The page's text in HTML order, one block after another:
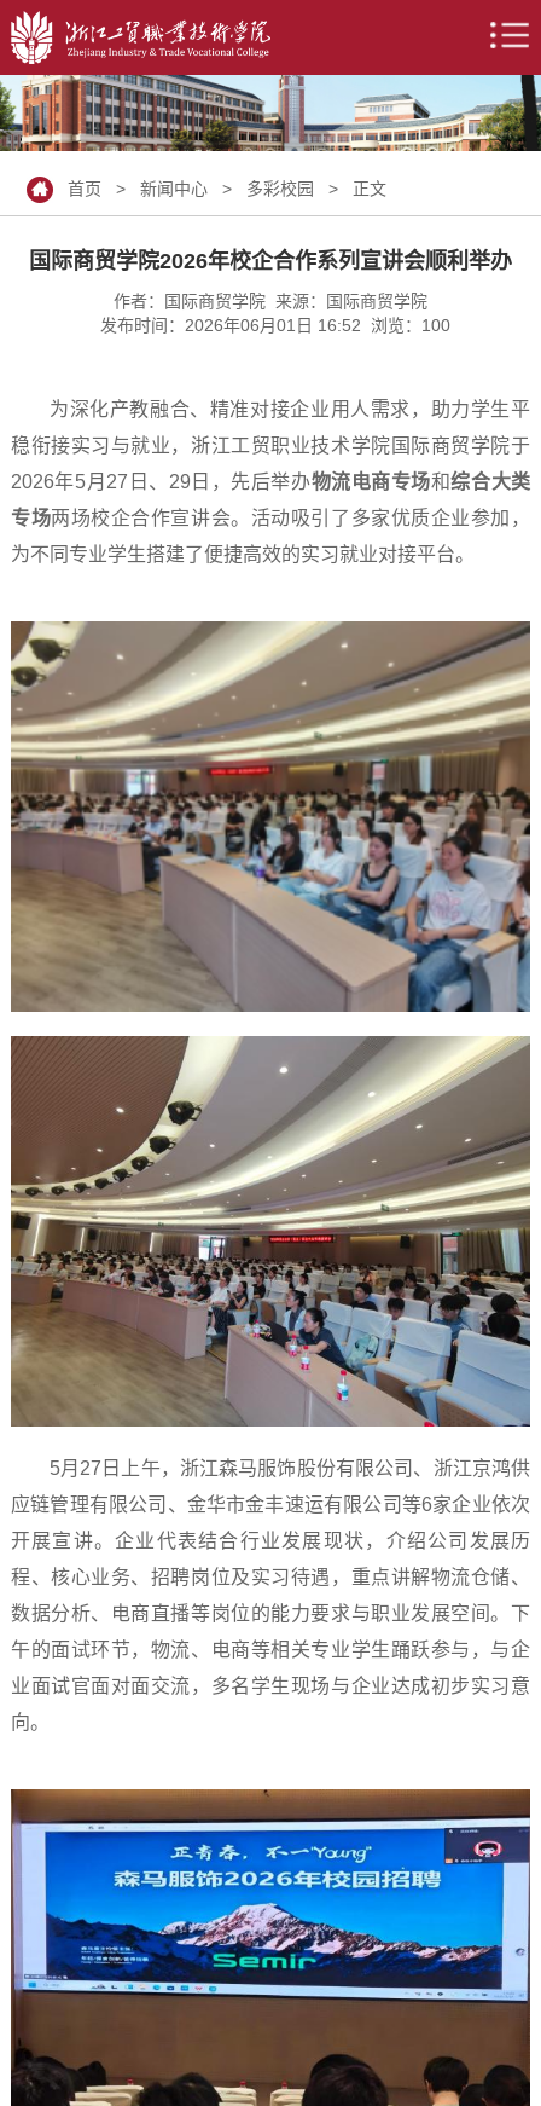
首页 >新闻中心 > 多彩校园 > 正文
国际商贸学院2026年校企合作系列宣讲会顺利举办
作者：国际商贸学院 来源：国际商贸学院
发布时间：2026年06月01日 16:52 浏览： 100
为深化产教融合、精准对接企业用人需求，助力学生平
稳衔接实习与就业，浙江工贸职业技术学院国际商贸学院于
2026年5月27日、29日，先后举办物流电商专场和综合大类
专场两场校企合作宣讲会。活动吸引了多家优质企业参加，
为不同专业学生搭建了便捷高效的实习就业对接平台。
5月27日上午，浙江森马服饰股份有限公司、浙江京鸿供
应链管理有限公司、金华市金丰速运有限公司等6家企业依次
开展宣讲。企业代表结合行业发展现状，介绍公司发展历
程、核心业务、招聘岗位及实习待遇，重点讲解物流仓储、
数据分析、电商直播等岗位的能力要求与职业发展空间。下
午的面试环节，物流、电商等相关专业学生踊跃参与，与企
业面试官面对面交流，多名学生现场与企业达成初步实习意
向。